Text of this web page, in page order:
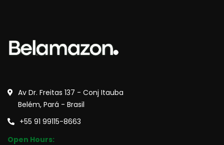
Av Dr. Freitas 137 - Conj Itauba
Belém, Pará - Brasil
+55 91 99115-8663
Open Hours: